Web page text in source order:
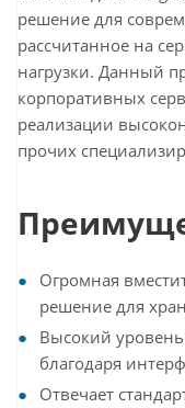
решение для
рассчитанное на
нагрузки. Данный
корпоративных
реализации
прочих
Огромная
решение для
Высокий
благодаря
Отвечает